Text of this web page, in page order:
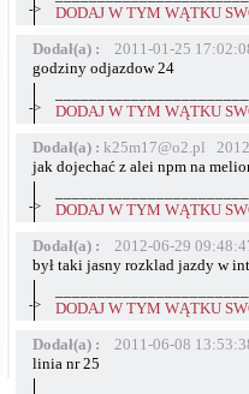
->
DODAJ W TYM WĄTKU
Dodał(a) :
2011-01-25
godziny odjazdow 24
->
DODAJ W TYM WĄTKU
Dodał(a) : k25m17@o2.pl
jak dojechać z alei npm na
->
DODAJ W TYM WĄTKU
Dodał(a) :
2012-06-29
był taki jasny rozklad jazdy w
->
DODAJ W TYM WĄTKU
Dodał(a) :
2011-06-08
linia nr 25